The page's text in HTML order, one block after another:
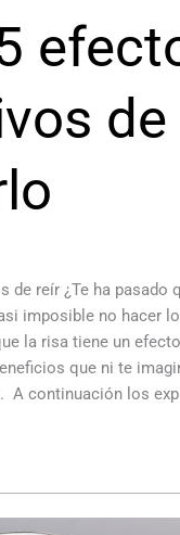
de
de reír ¿Te ha pasado
imposible no hacer
la risa tiene un
que ni te
A continuación los